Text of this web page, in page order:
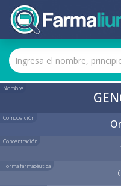
Nombre
Composición
Concentración
Forma farmacéutica